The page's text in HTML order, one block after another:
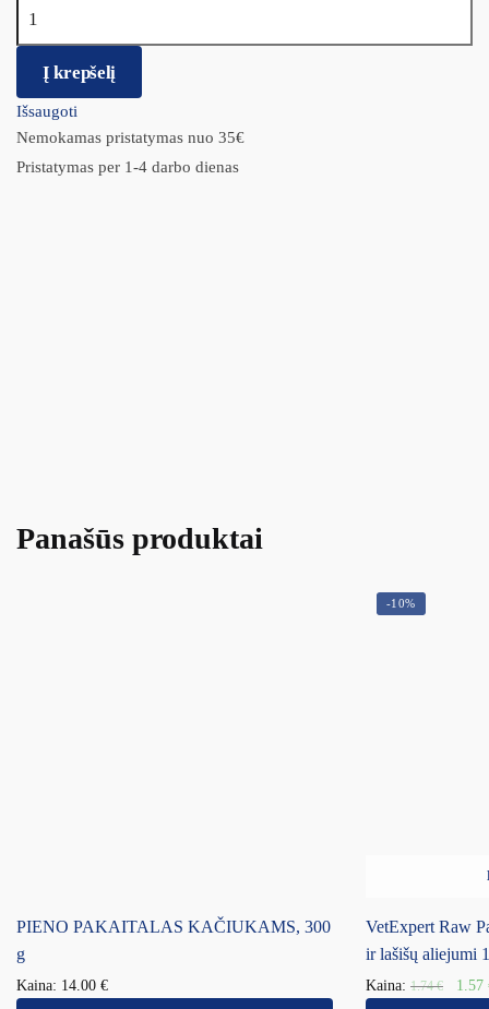
Į krepšelį
Išsaugoti
Nemokamas pristatymas nuo 35€
Pristatymas per 1-4 darbo dienas
Panašūs produktai
PIENO PAKAITALAS KAČIUKAMS, 300
g
Kaina: 14.00 €
-10%
VetExpert Raw
ir lašišų aliejumi
Kaina: 1.74€ 1.57